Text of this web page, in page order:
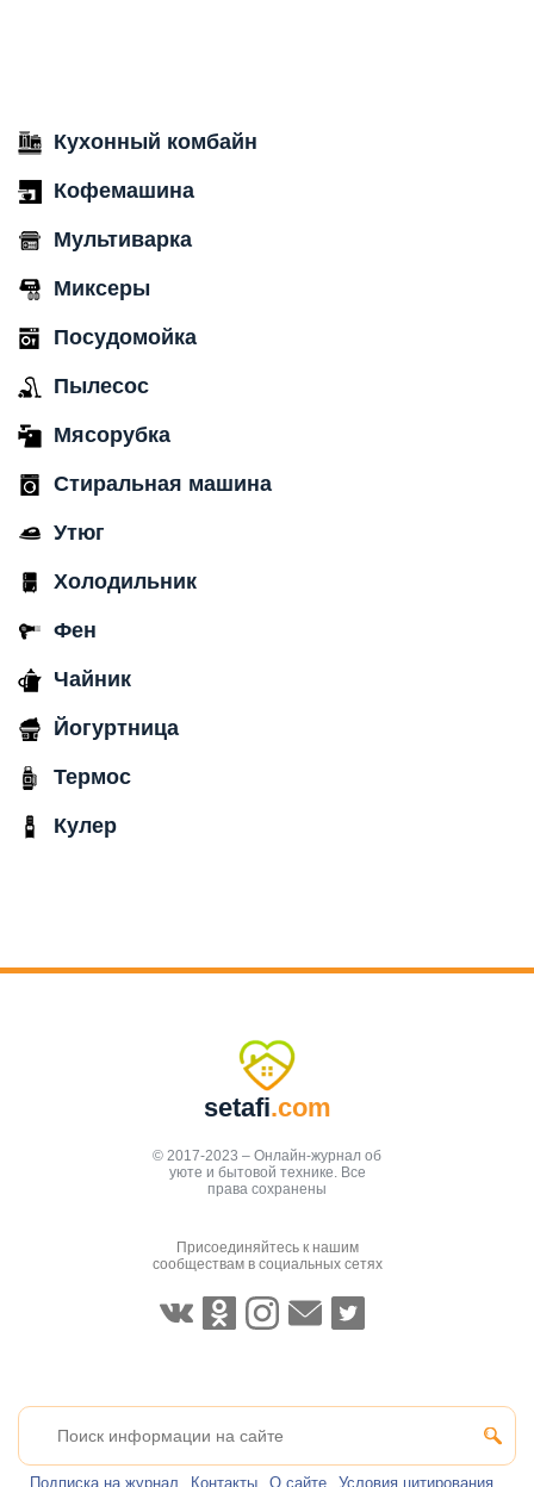
Кухонный комбайн
Кофемашина
Мультиварка
Миксеры
Посудомойка
Пылесос
Мясорубка
Стиральная машина
Утюг
Холодильник
Фен
Чайник
Йогуртница
Термос
Кулер
setafi.com
© 2017-2023 – Онлайн-журнал об
уюте и бытовой технике. Все
права сохранены
Присоединяйтесь к нашим
сообществам в социальных сетях
Подписка на журнал Контакты О сайте Условия цитирования